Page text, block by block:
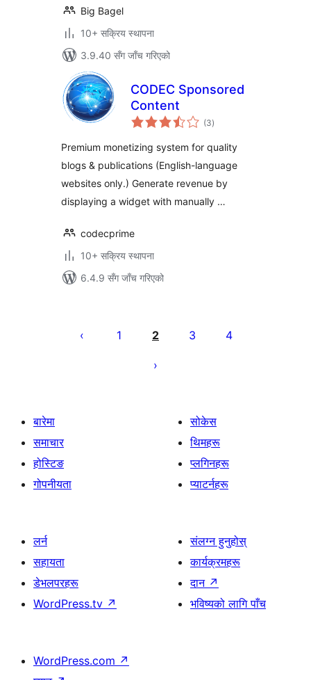
Big Bagel
10+ सक्रिय स्थापना
3.9.40 सँग जाँच गरिएको
CODEC Sponsored
Content
(3कुल
रेटिङ्गहरू
)
Premium monetizing system for quality
blogs & publications (English-language
websites only.) Generate revenue by
displaying a widget with manually …
codecprime
10+ सक्रिय स्थापना
6.4.9 सँग जाँच गरिएको
पृष्ठाङ्कन1 2 3 4
बारेमा
समाचार
होस्टिङ
गोपनीयता
सोकेस
थिमहरू
प्लगिनहरू
प्याटर्नहरू
लर्न
सहायता
डेभलपरहरू
WordPress.tv ↗
संलग्न हुनुहोस्
कार्यक्रमहरू
दान ↗
भविष्यको लागि पाँच
WordPress.com ↗